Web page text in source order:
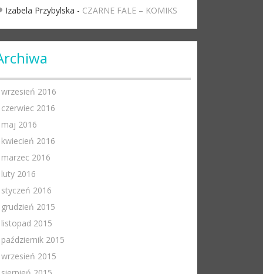
Izabela Przybylska - CZARNE FALE – KOMIKS
wrzesień 2016
czerwiec 2016
maj 2016
kwiecień 2016
marzec 2016
luty 2016
styczeń 2016
grudzień 2015
listopad 2015
październik 2015
wrzesień 2015